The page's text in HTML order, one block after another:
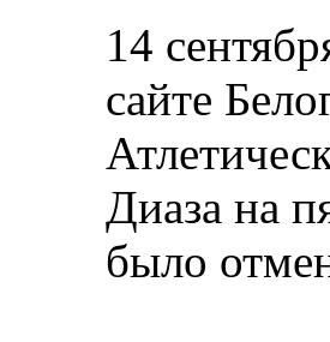
14
сайте
Диаза на
было